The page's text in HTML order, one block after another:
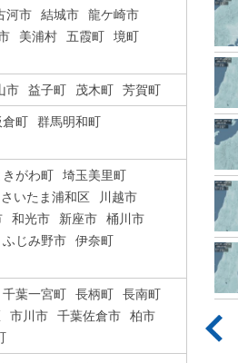
河市 結城市
龍ケ崎市
美浦村 五霞町
境町
市 益子町 茂木町 芳賀町
倉町
群馬明和町
きがわ町
埼玉美里町
さいたま浦和区
川越市
和光市 新座市
桶川市
ふじみ野市
伊奈町
千葉一宮町 長柄町
長南町
市川市 千葉佐倉市
柏市